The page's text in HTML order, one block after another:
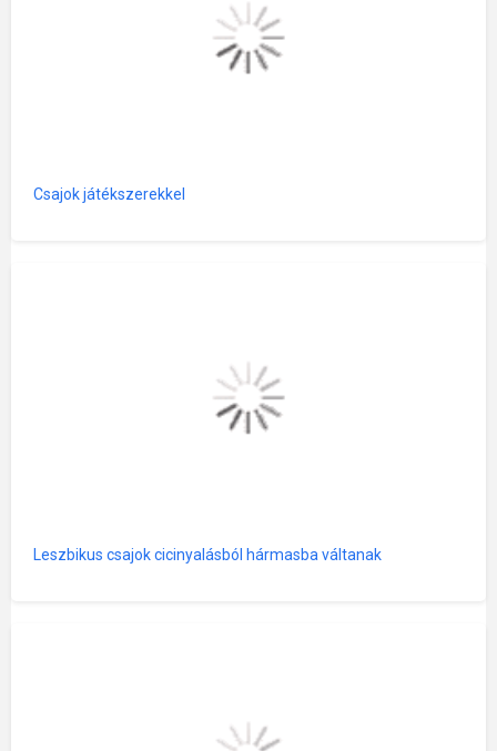
Csajok játékszerekkel
Leszbikus csajok cicinyalásból hármasba váltanak